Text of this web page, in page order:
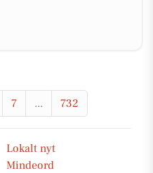
7 ... 732
Lokalt nyt
Mindeord